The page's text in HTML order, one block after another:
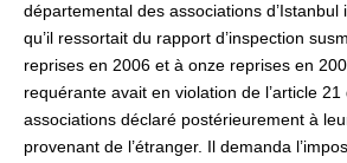
départemental des associations
qu’il ressortait du rapport d’inspection
reprises en 2006 et à onze reprises en
requérante avait en violation de l’article
associations déclaré postérieurement à
provenant de l’étranger. Il demanda